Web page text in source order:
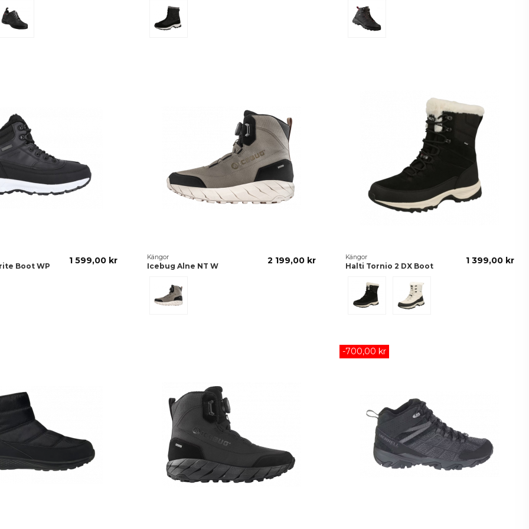
Black/White Black
Boot WP
1 599,00 kr Kängor
Icebug Alne NT W
Timber
2 199,00 kr Kängor
Halti Tornio 2 DX Boot
Black Nimbus Cloud
1 399,00 kr
-700,00 kr